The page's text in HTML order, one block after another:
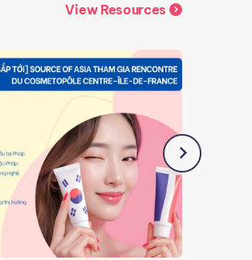
View Resources